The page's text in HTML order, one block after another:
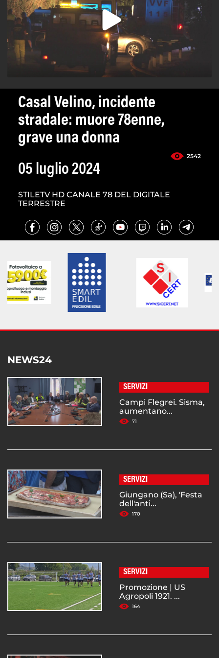
Casal Velino, incidente
stradale: muore 78enne,
grave una donna
2542
05 luglio 2024
STILETV HD CANALE 78 DEL DIGITALE
TERRESTRE
NEWS24
SERVIZI
Campi Flegrei. Sisma,
aumentano...
71
SERVIZI
Giungano (Sa), 'Festa
dell'anti...
170
SERVIZI
Promozione | US
Agropoli 1921. ...
164